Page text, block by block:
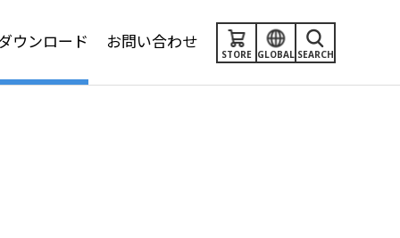
SEARCH
GLOBAL
STORE
ウンロード お問い合わせ